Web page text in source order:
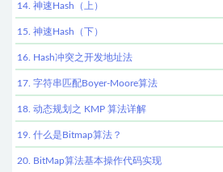
14. 神速Hash（上）
15. 神速Hash（下）
16. Hash冲突之开发地址法
17. 字符串匹配Boyer-Moore算法
18. 动态规划之 KMP 算法详解
19. 什么是Bitmap算法？
20. BitMap算法基本操作代码实现